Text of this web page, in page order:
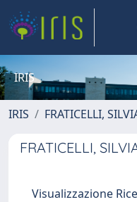
IRIS
IRIS FRATICELLI,
FRATICELLI,
Visualizzazione